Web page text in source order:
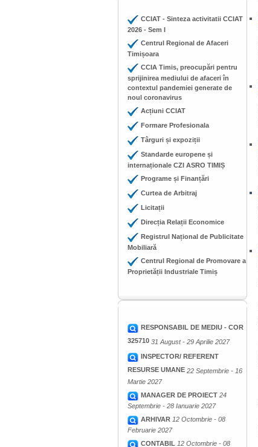
CCIAT - Sinteza activitatii CCIAT
2026 - Sem I
Centrul Regional de Afaceri
Timișoara
CCIA Timis, preocupări pentru
sprijinirea mediului de afaceri în
contextul pandemiei generate de
noul coronavirus
Acțiuni CCIAT
Formare Profesionala
Târguri și expoziții
Standarde europene și
internaționale CZI ASRO TIMIȘ
Programe și Finanțări
Curtea de Arbitraj
Licitații
Direcția Relații Economice
Registrul Național de Publicitate
Mobiliară
Centrul Regional de Promovare a
Proprietății Industriale Timiș
RESPONSABIL DE MEDIU - COR
325710 31 August - 29 Aprilie 2027
INSPECTOR/ REFERENT
RESURSE UMANE 22 Septembrie - 16
Martie 2027
MANAGER DE PROIECT 24
Septembrie - 28 Ianuarie 2027
ARHIVAR 12 Octombrie - 08
Februarie 2027
CONTABIL 12 Octombrie - 08